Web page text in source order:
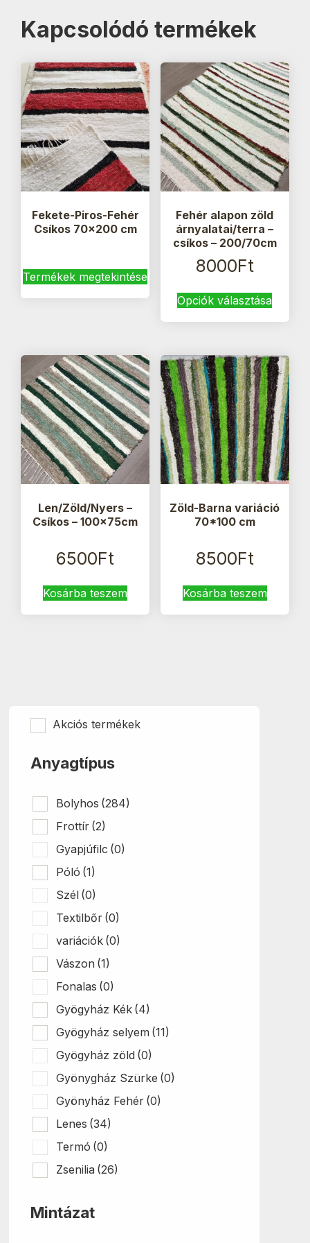
Kapcsolódó termékek
Fekete-Piros-Fehér
Csíkos 70×200 cm
Termékek megtekintése
Fehér alapon zöld
árnyalatai/terra –
csíkos – 200/70cm
8000Ft
Opciók választásaa
van.
A
a
ki
Len/Zöld/Nyers –
Csíkos – 100x75cm
6500Ft
Kosárba teszem
Zöld-Barna variáció
70*100 cm
8500Ft
Kosárba teszem
Akciós termékek
Anyagtípus
Bolyhos (284)
Frottír (2)
Gyapjúfilc (0)
Póló (1)
Szél (0)
Textilbőr (0)
variációk (0)
Vászon (1)
Fonalas (0)
Gyögyház Kék (4)
Gyögyház selyem (11)
Gyögyház zöld (0)
Gyönygház Szürke (0)
Gyönyház Fehér (0)
Lenes (34)
Termó (0)
Zsenilia (26)
Mintázat